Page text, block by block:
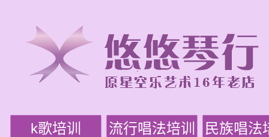
k歌培训 流行唱法培训 民族唱法